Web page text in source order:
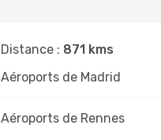
Distance : 871 kms
Aéroports de Madrid
Aéroports de Rennes